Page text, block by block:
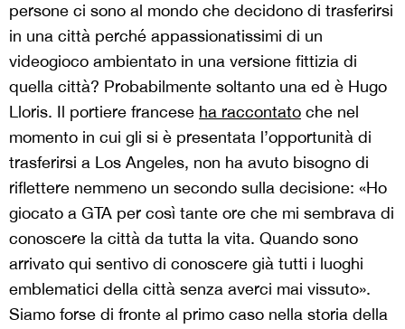
persone ci sono al mondo che decidono di trasferirsi
in una città perché appassionatissimi di un
videogioco ambientato in una versione fittizia di
quella città? Probabilmente soltanto una ed è Hugo
Lloris. Il portiere francese ha raccontato che nel
momento in cui gli si è presentata l’opportunità di
trasferirsi a Los Angeles, non ha avuto bisogno di
riflettere nemmeno un secondo sulla decisione: «Ho
giocato a GTA per così tante ore che mi sembrava di
conoscere la città da tutta la vita. Quando sono
arrivato qui sentivo di conoscere già tutti i luoghi
emblematici della città senza averci mai vissuto».
Siamo forse di fronte al primo caso nella storia della